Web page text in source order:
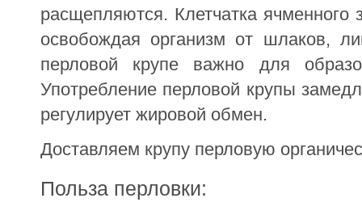
расщепляются. Клетчатка ячменного
освобождая организм от шлаков,
перловой крупе важно для
Употребление перловой крупы
регулирует жировой обмен.
Доставляем крупу перловую
Польза перловки: